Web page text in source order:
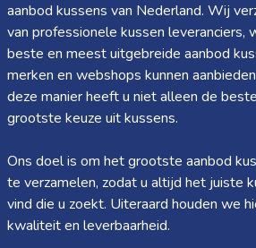
aanbod kussens van Nederland. Wij
van professionele kussen leveranciers,
beste en meest uitgebreide aanbod
merken en webshops kunnen
deze manier heeft u niet alleen de
grootste keuze uit kussens.
Ons doel is om het grootste aanbod
te verzamelen, zodat u altijd het juiste
vind die u zoekt. Uiteraard houden we
kwaliteit en leverbaarheid.